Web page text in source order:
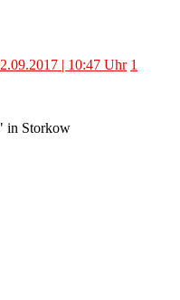
| 10:47 Uhr 1
in Storkow